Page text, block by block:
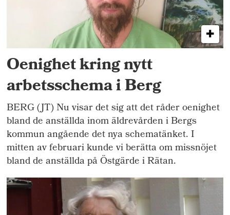
Oenighet kring nytt
arbetsschema i Berg
BERG (JT) Nu visar det sig att det råder oenighet
bland de anställda inom äldrevården i Bergs
kommun angående det nya schematänket. I
mitten av februari kunde vi berätta om missnöjet
bland de anställda på Östgärde i Rätan.